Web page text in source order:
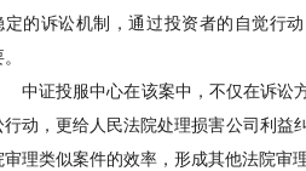
定的诉讼机制，通过投资者的自觉行
中证投服中心在该案中，不仅在诉讼
行动，更给人民法院处理损害公司利益
审理类似案件的效率，形成其他法院